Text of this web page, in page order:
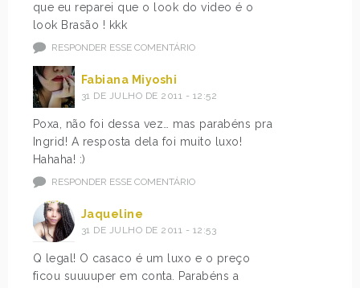
que eu reparei que o look do video é o
look Brasão ! kkk
RESPONDER ESSE COMENTÁRIO
Fabiana Miyoshi
31 DE JULHO DE 2011 - 12:52
Poxa, não foi dessa vez… mas parabéns pra
Ingrid! A resposta dela foi muito luxo!
Hahaha! :)
RESPONDER ESSE COMENTÁRIO
Jaqueline
31 DE JULHO DE 2011 - 12:53
Q legal! O casaco é um luxo e o preço
ficou suuuuper em conta. Parabéns a